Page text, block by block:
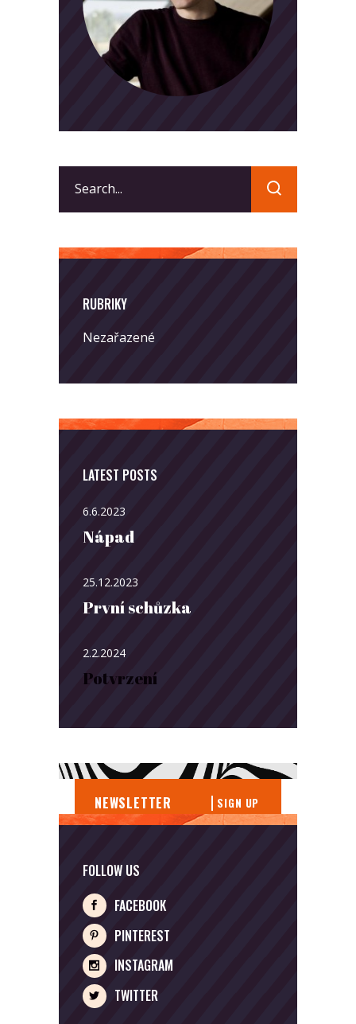
for:
RUBRIKY
Nezařazené
LATEST POSTS
6.6.2023
Nápad
25.12.2023
První schůzka
2.2.2024
Potvrzení
SIGN UP
FOLLOW US
FACEBOOK
PINTEREST
INSTAGRAM
TWITTER